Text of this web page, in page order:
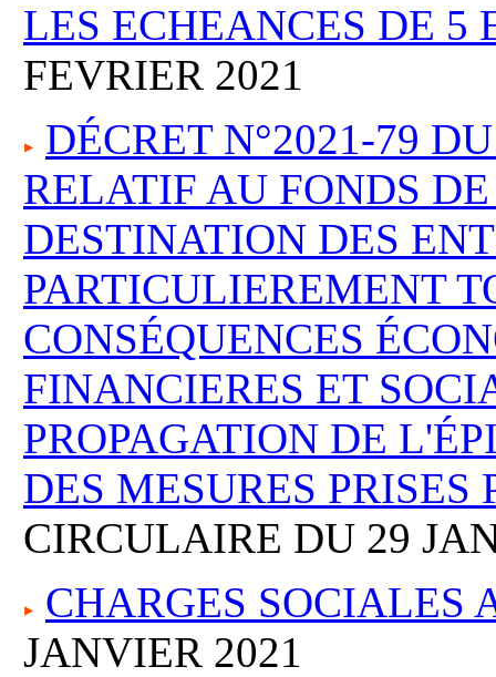
LES ECHEANCES DE 5
FEVRIER 2021
DÉCRET N°2021-79
RELATIF AU FONDS
DESTINATION DES
PARTICULIEREMENT
CONSÉQUENCES
FINANCIERES ET
PROPAGATION DE
DES MESURES PRISES
CIRCULAIRE DU 29
CHARGES SOCIALES
JANVIER 2021